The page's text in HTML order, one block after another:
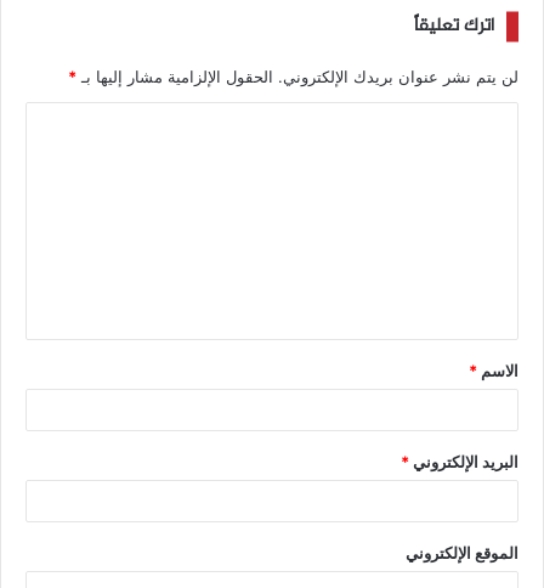
اترك تعليقاً
لن يتم نشر عنوان بريدك الإلكتروني. الحقول الإلزامية مشار إليها بـ *
الاسم *
البريد الإلكتروني*
الموقع الإلكتروني